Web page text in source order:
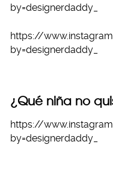
by=designerdaddy_
https://
by=designerdaddy_
¿Qué niña no
https://
by=designerdaddy_